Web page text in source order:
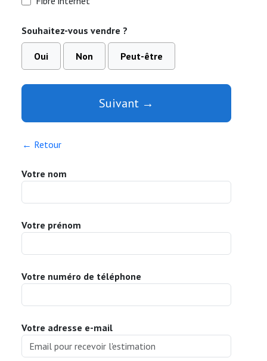
Souhaitez-vous vendre ?
Oui Non Peut-être
Suivant →
← Retour
Votre nom
Votre prénom
Votre numéro de téléphone
Votre adresse e-mail